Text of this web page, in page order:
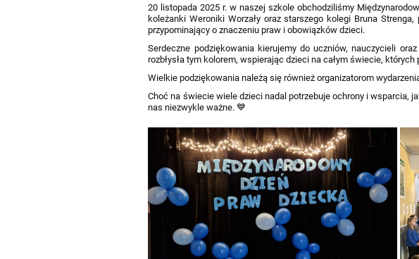
20 listopada 2025 r. w naszej szkole obchodziliśmy
koleżanki Weroniki Worzały oraz starszego kolegi Bruna
przypominający o znaczeniu praw i obowiązków dzieci.
Serdeczne podziękowania kierujemy do uczniów, nauczycieli
rozbłysła tym kolorem, wspierając dzieci na całym świecie,
Wielkie podziękowania należą się również organizatorom
Choć na świecie wiele dzieci nadal potrzebuje ochrony i wsparcia,
nas niezwykle ważne. 💙